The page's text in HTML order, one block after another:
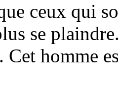
ceux qui
se
Cet homme